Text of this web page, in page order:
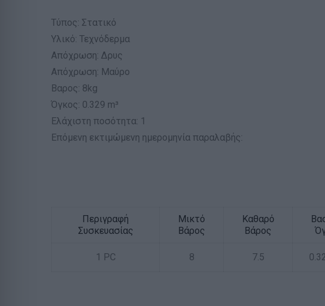
Τύπος: Στατικό
Υλικό: Τεχνόδερμα
Απόχρωση: Δρυς
Απόχρωση: Μαύρο
Βαρος: 8kg
Όγκος: 0.329 m³
Ελάχιστη ποσότητα: 1
Επόμενη εκτιμώμενη ημερομηνία παραλαβής:
Περιγραφή
Συσκευασίας
Μικτό
Βάρος
Καθαρό
Βάρος
1 PC 8 7.5